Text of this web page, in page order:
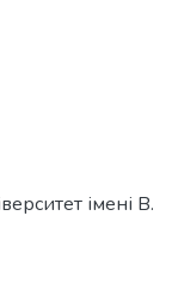
імені В.